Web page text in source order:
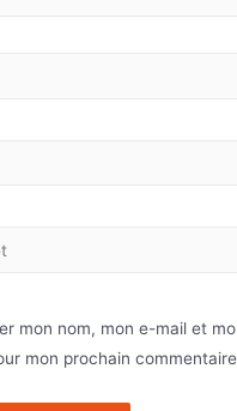
mon nom, mon e-mail et
mon prochain